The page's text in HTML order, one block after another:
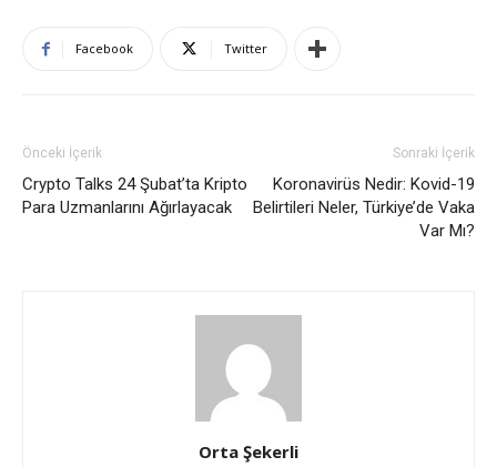
Facebook Twitter
Önceki İçerik
Crypto Talks 24 Şubat’ta Kripto
Para Uzmanlarını Ağırlayacak
Sonraki İçerik
Koronavirüs Nedir: Kovid-19
Belirtileri Neler, Türkiye’de Vaka
Var Mı?
Orta Şekerli